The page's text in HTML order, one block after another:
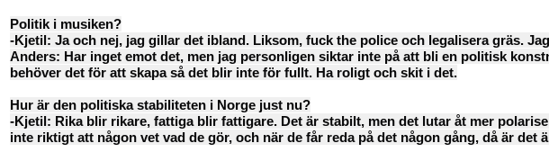
Politik i musiken?
-Kjetil: Ja och nej, jag gillar det ibland. Liksom, fuck the police och legalisera gräs.
Anders: Har inget emot det, men jag personligen siktar inte på att bli en politisk
behöver det för att skapa så det blir inte för fullt. Ha roligt och skit i det.
Hur är den politiska stabiliteten i Norge just nu?
-Kjetil: Rika blir rikare, fattiga blir fattigare. Det är stabilt, men det lutar åt mer
inte riktigt att någon vet vad de gör, och när de får reda på det någon gång, då är det